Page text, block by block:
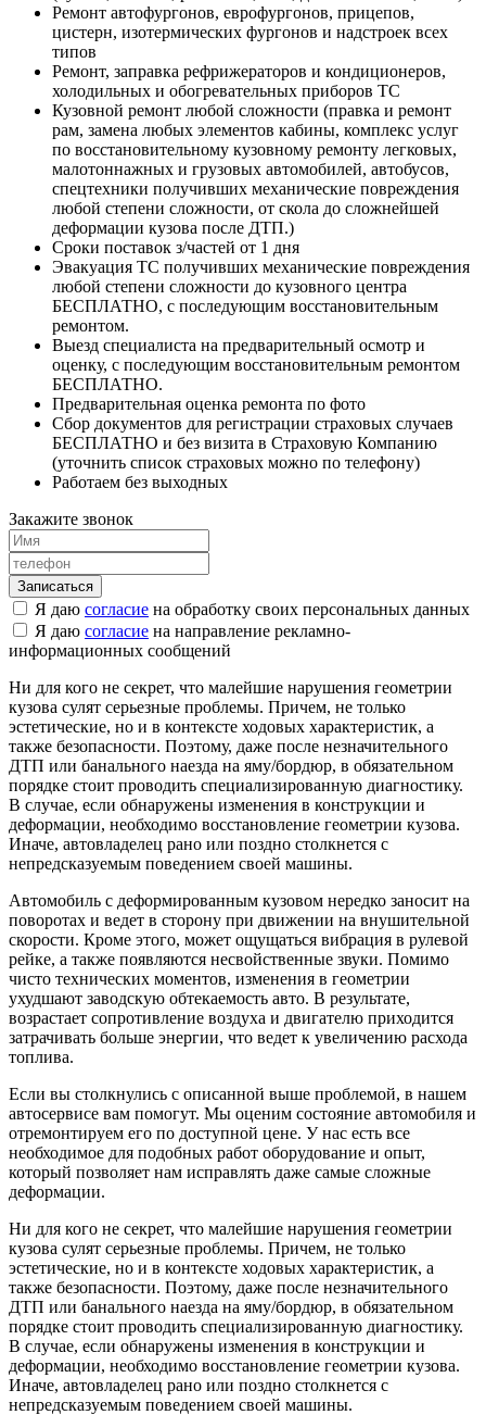
Ремонт автофургонов, еврофургонов, прицепов,
цистерн, изотермических фургонов и надстроек всех
типов
Ремонт, заправка рефрижераторов и кондиционеров,
холодильных и обогревательных приборов ТС
Кузовной ремонт любой сложности (правка и ремонт
рам, замена любых элементов кабины, комплекс услуг
по восстановительному кузовному ремонту легковых,
малотоннажных и грузовых автомобилей, автобусов,
спецтехники получивших механические повреждения
любой степени сложности, от скола до сложнейшей
деформации кузова после ДТП.)
Сроки поставок з/частей от 1 дня
Эвакуация ТС получивших механические повреждения
любой степени сложности до кузовного центра
БЕСПЛАТНО, с последующим восстановительным
ремонтом.
Выезд специалиста на предварительный осмотр и
оценку, с последующим восстановительным ремонтом
БЕСПЛАТНО.
Предварительная оценка ремонта по фото
Сбор документов для регистрации страховых случаев
БЕСПЛАТНО и без визита в Страховую Компанию
(уточнить список страховых можно по телефону)
Работаем без выходных
Закажите звонок
Я даю согласие на обработку своих персональных данных
Я даю согласие на направление рекламно-
информационных сообщений
Ни для кого не секрет, что малейшие нарушения геометрии
кузова сулят серьезные проблемы. Причем, не только
эстетические, но и в контексте ходовых характеристик, а
также безопасности. Поэтому, даже после незначительного
ДТП или банального наезда на яму/бордюр, в обязательном
порядке стоит проводить специализированную диагностику.
В случае, если обнаружены изменения в конструкции и
деформации, необходимо восстановление геометрии кузова.
Иначе, автовладелец рано или поздно столкнется с
непредсказуемым поведением своей машины.
Автомобиль с деформированным кузовом нередко заносит на
поворотах и ведет в сторону при движении на внушительной
скорости. Кроме этого, может ощущаться вибрация в рулевой
рейке, а также появляются несвойственные звуки. Помимо
чисто технических моментов, изменения в геометрии
ухудшают заводскую обтекаемость авто. В результате,
возрастает сопротивление воздуха и двигателю приходится
затрачивать больше энергии, что ведет к увеличению расхода
топлива.
Если вы столкнулись с описанной выше проблемой, в нашем
автосервисе вам помогут. Мы оценим состояние автомобиля и
отремонтируем его по доступной цене. У нас есть все
необходимое для подобных работ оборудование и опыт,
который позволяет нам исправлять даже самые сложные
деформации.
Ни для кого не секрет, что малейшие нарушения геометрии
кузова сулят серьезные проблемы. Причем, не только
эстетические, но и в контексте ходовых характеристик, а
также безопасности. Поэтому, даже после незначительного
ДТП или банального наезда на яму/бордюр, в обязательном
порядке стоит проводить специализированную диагностику.
В случае, если обнаружены изменения в конструкции и
деформации, необходимо восстановление геометрии кузова.
Иначе, автовладелец рано или поздно столкнется с
непредсказуемым поведением своей машины.